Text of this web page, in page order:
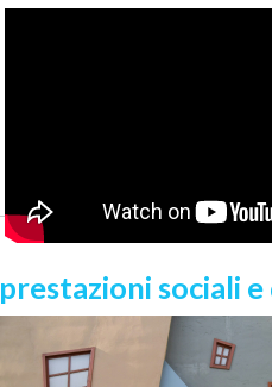
prestazioni sociali